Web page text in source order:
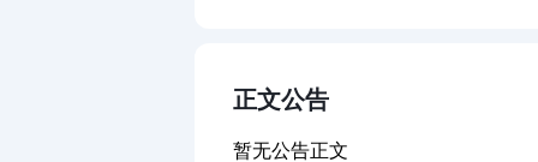
正文公告
暂无公告正文